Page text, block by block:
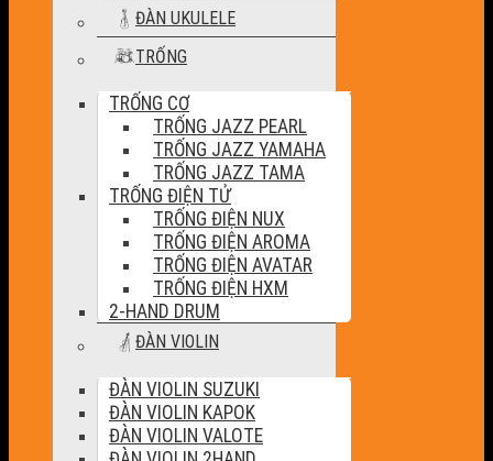
ĐÀN UKULELE
TRỐNG
TRỐNG CƠ
TRỐNG JAZZ PEARL
TRỐNG JAZZ YAMAHA
TRỐNG JAZZ TAMA
TRỐNG ĐIỆN TỬ
TRỐNG ĐIỆN NUX
TRỐNG ĐIỆN AROMA
TRỐNG ĐIỆN AVATAR
TRỐNG ĐIỆN HXM
2-HAND DRUM
ĐÀN VIOLIN
ĐÀN VIOLIN SUZUKI
ĐÀN VIOLIN KAPOK
ĐÀN VIOLIN VALOTE